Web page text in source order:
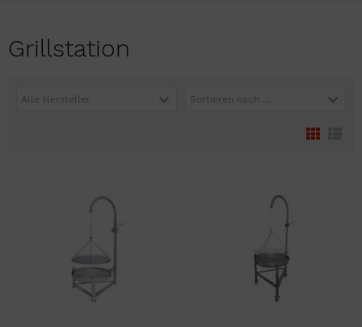
Grillstation
Alle Hersteller Sortieren nach ...